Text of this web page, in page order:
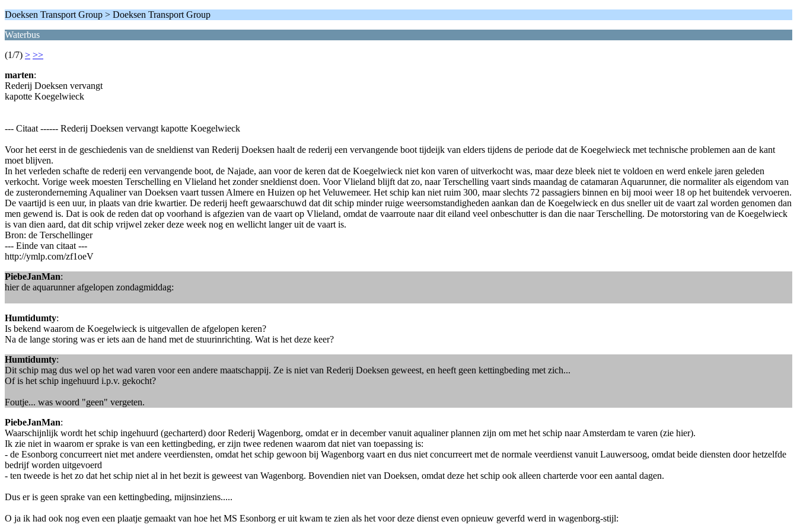
Doeksen Transport Group > Doeksen Transport Group
Waterbus
(1/7) > >>
marten:
Rederij Doeksen vervangt
kapotte Koegelwieck
--- Citaat ------ Rederij Doeksen vervangt kapotte Koegelwieck
Voor het eerst in de geschiedenis van de sneldienst van Rederij Doeksen haalt de rederij een vervangende boot tijdeijk van elders tijdens de periode dat de Koegelwieck met technische problemen aan de kant
moet blijven.
In het verleden schafte de rederij een vervangende boot, de Najade, aan voor de keren dat de Koegelwieck niet kon varen of uitverkocht was, maar deze bleek niet te voldoen en werd enkele jaren geleden
verkocht. Vorige week moesten Terschelling en Vlieland het zonder sneldienst doen. Voor Vlieland blijft dat zo, naar Terschelling vaart sinds maandag de catamaran Aquarunner, die normaliter als eigendom van
de zusteronderneming Aqualiner van Doeksen vaart tussen Almere en Huizen op het Veluwemeer. Het schip kan niet ruim 300, maar slechts 72 passagiers binnen en bij mooi weer 18 op het buitendek vervoeren.
De vaartijd is een uur, in plaats van drie kwartier. De rederij heeft gewaarschuwd dat dit schip minder ruige weersomstandigheden aankan dan de Koegelwieck en dus sneller uit de vaart zal worden genomen dan
men gewend is. Dat is ook de reden dat op voorhand is afgezien van de vaart op Vlieland, omdat de vaarroute naar dit eiland veel onbeschutter is dan die naar Terschelling. De motorstoring van de Koegelwieck
is van dien aard, dat dit schip vrijwel zeker deze week nog en wellicht langer uit de vaart is.
Bron: de Terschellinger
--- Einde van citaat ---
http://ymlp.com/zf1oeV
PiebeJanMan:
hier de aquarunner afgelopen zondagmiddag:
Humtidumty:
Is bekend waarom de Koegelwieck is uitgevallen de afgelopen keren?
Na de lange storing was er iets aan de hand met de stuurinrichting. Wat is het deze keer?
Humtidumty:
Dit schip mag dus wel op het wad varen voor een andere maatschappij. Ze is niet van Rederij Doeksen geweest, en heeft geen kettingbeding met zich...
Of is het schip ingehuurd i.p.v. gekocht?
Foutje... was woord "geen" vergeten.
PiebeJanMan:
Waarschijnlijk wordt het schip ingehuurd (gecharterd) door Rederij Wagenborg, omdat er in december vanuit aqualiner plannen zijn om met het schip naar Amsterdam te varen (zie hier).
Ik zie niet in waarom er sprake is van een kettingbeding, er zijn twee redenen waarom dat niet van toepassing is:
- de Esonborg concurreert niet met andere veerdiensten, omdat het schip gewoon bij Wagenborg vaart en dus niet concurreert met de normale veerdienst vanuit Lauwersoog, omdat beide diensten door hetzelfde
bedrijf worden uitgevoerd
- ten tweede is het zo dat het schip niet al in het bezit is geweest van Wagenborg. Bovendien niet van Doeksen, omdat deze het schip ook alleen charterde voor een aantal dagen.
Dus er is geen sprake van een kettingbeding, mijnsinziens.....
O ja ik had ook nog even een plaatje gemaakt van hoe het MS Esonborg er uit kwam te zien als het voor deze dienst even opnieuw geverfd werd in wagenborg-stijl: